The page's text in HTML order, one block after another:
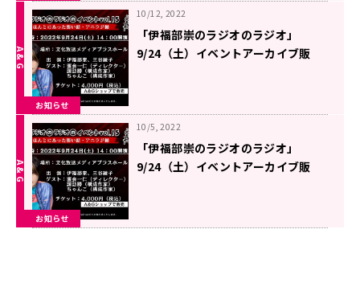
お知らせ
10/12, 2022
「伊福部崇のラジオのラジオ」
9/24（土）イベントアーカイブ販
お知らせ
10/5, 2022
「伊福部崇のラジオのラジオ」
9/24（土）イベントアーカイブ販